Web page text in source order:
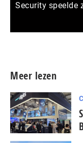
Security speelde
Meer lezen